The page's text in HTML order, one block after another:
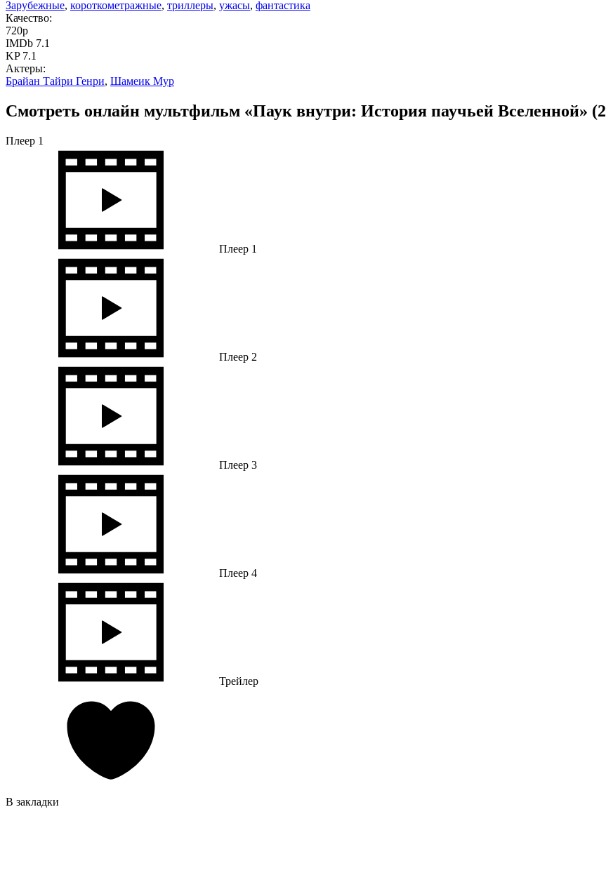
Зарубежные, короткометражные, триллеры, ужасы, фантастика
Качество:
720p
IMDb 7.1
KP 7.1
Актеры:
Брайан Тайри Генри, Шамеик Мур
Смотреть онлайн мультфильм «Паук внутри: История паучьей Вселенной»
Плеер 1
Плеер 1
Плеер 2
Плеер 3
Плеер 4
Трейлер
В закладки